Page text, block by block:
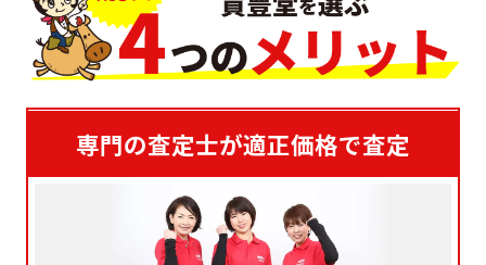
専門の査定士が適正価格で査定